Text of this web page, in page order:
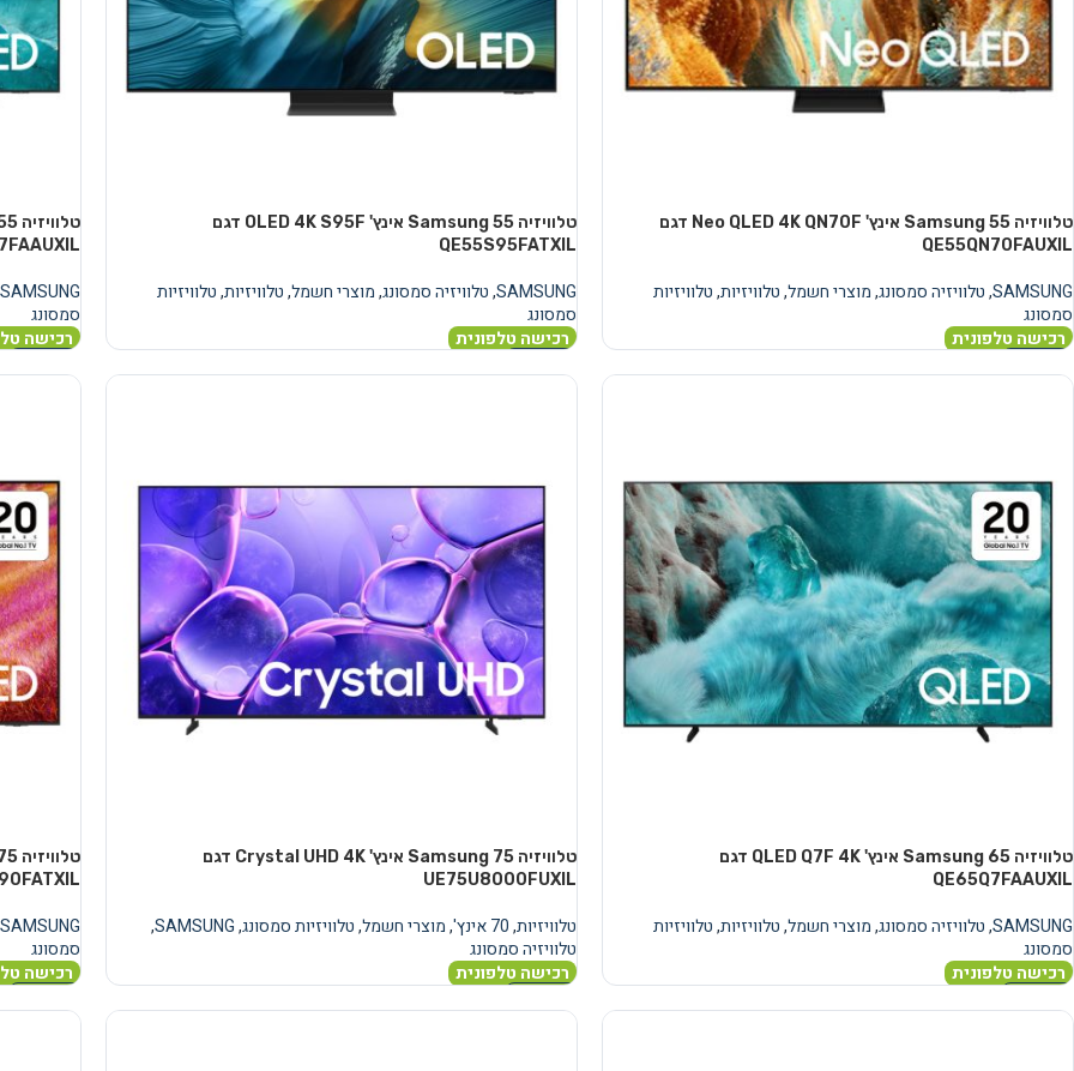
טלוויזיה Samsung 55 אינץ' Neo QLED 4K QN70F דגם
QE55QN70FAUXIL
SAMSUNG
,טלוויזיה סמסונג,מוצרי חשמל,טלוויזיות,טלוויזיות
סמסונג
רכישה טלפונית
טלוויזיה Samsung 55 אינץ' OLED 4K S95F דגם
QE55S95FATXIL
SAMSUNG
,טלוויזיה סמסונג,מוצרי חשמל,טלוויזיות,טלוויזיות
סמסונג
רכישה טלפונית
SAMSUNG
סמסונג
רכישה
טלוויזיה Samsung 65 אינץ' QLED Q7F 4K דגם
QE65Q7FAAUXIL
SAMSUNG
,טלוויזיה סמסונג,מוצרי חשמל,טלוויזיות,טלוויזיות
סמסונג
רכישה טלפונית
טלוויזיה Samsung 75 אינץ' Crystal UHD 4K דגם
UE75U8000FUXIL
טלוויזיות,70 אינץ' ,מוצרי חשמל,טלוויזיות סמסונג,
SAMSUNG
,
טלוויזיה סמסונג
רכישה טלפונית
SAMSUNG
סמסונג
רכישה